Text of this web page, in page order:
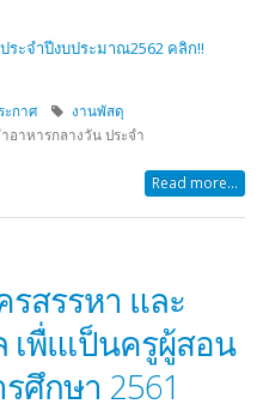
ระจำปีงบประมาณ2562 คลิก!!
ะกาศ
งานพัสดุ
อาหารกลางวัน ประจำ
Read more...
สรรหา และ
เพื่แเป็นครูผู้สอน
ศึกษา 2561